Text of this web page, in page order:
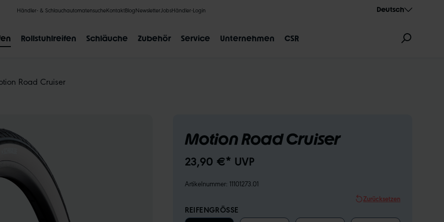
Händler- & SchlauchautomatensucheKontaktBlogNewsletter JobsHändler-Login Deutsch
Rollstuhlreifen Schläuche Zubehör Service Unternehmen CSR
CLIK VALVE
Road Cruiser
Motion Road Cruiser
23,90 €* UVP
Artikelnummer: 11101273.01
Zurücksetzen
REIFENGRÖSSE